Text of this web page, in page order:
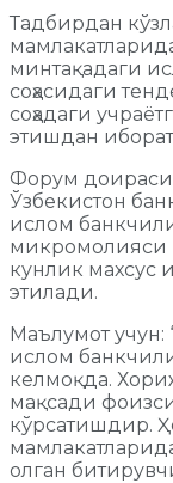
Тадбирдан
минтақадаги
соҳасидаги
соҳадаги
этишдан
Форум
Ўзбекистон
ислом
микромолияси
кунлик махсус
этилади.
Маълумот учун:
ислом
келмоқда.
мақсади
кўрсатишдир.
олган